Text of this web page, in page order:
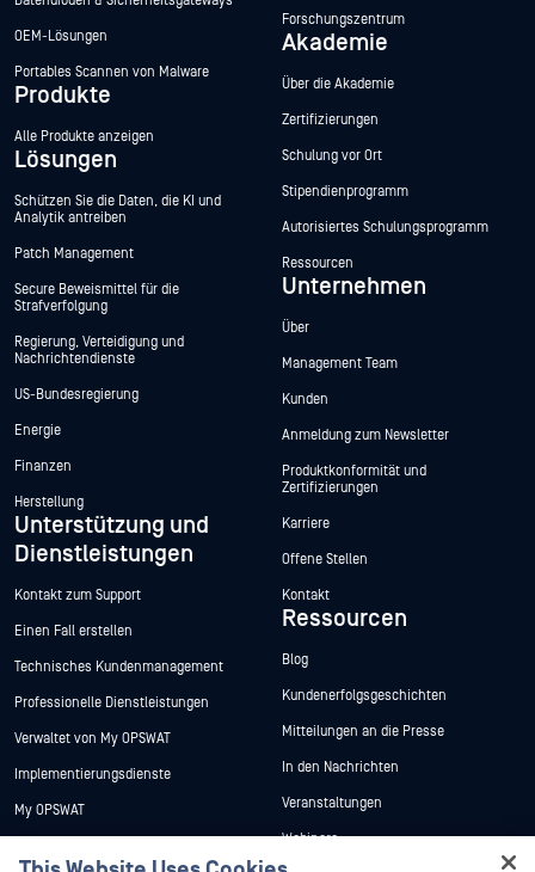
OEM-Lösungen
Portables Scannen von Malware
Produkte
Alle Produkte anzeigen
Lösungen
Schützen Sie die Daten, die KI und
Analytik antreiben
Patch Management
Secure Beweismittel für die
Strafverfolgung
Regierung, Verteidigung und
Nachrichtendienste
US-Bundesregierung
Energie
Finanzen
Herstellung
Unterstützung und
Dienstleistungen
Kontakt zum Support
Einen Fall erstellen
Technisches Kundenmanagement
Professionelle Dienstleistungen
Verwaltet von My OPSWAT
Implementierungsdienste
My OPSWAT
Forschungszentrum
Akademie
Über die Akademie
Zertifizierungen
Schulung vor Ort
Stipendienprogramm
Autorisiertes Schulungsprogramm
Ressourcen
Unternehmen
Über
Management Team
Kunden
Anmeldung zum Newsletter
Produktkonformität und
Zertifizierungen
Karriere
Offene Stellen
Kontakt
Ressourcen
Blog
Kundenerfolgsgeschichten
Mitteilungen an die Presse
In den Nachrichten
Veranstaltungen
Webinare